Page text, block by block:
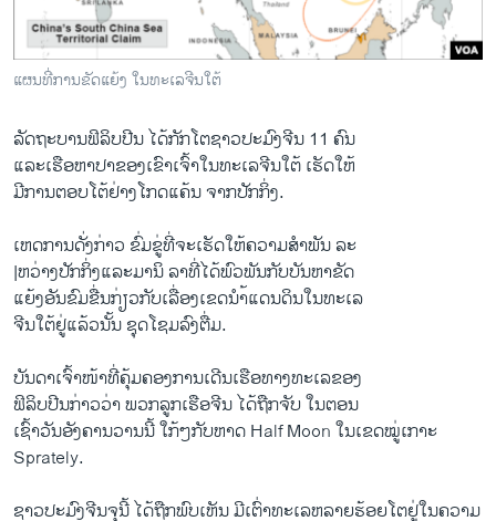
ວິທະຍາສາດ-ເທັກໂນໂລຈີ
ທຸລະກິດ
ວີດີໂອ
ສຽງ
ລາຍງານ
ຕິດຕາມພວກເຮົາ ທີ່
ພາສາຕ່າງໆ
ແຜນທີ່ການຂັດແຍ້ງ ໃນທະເລຈີນໃຕ້
ລັດຖະບານ​ຟິລິບ​ປີນ ​ໄດ້​ກັກ​ໂຕ​ຊາວ​ປະມົງຈີນ 11 ຄົນ
​ແລະ​ເຮືອ​ຫາປາຂອງ​ເຂົາ​ເຈົ້າ​ໃນທະ​ເລ​ຈີນ​ໃຕ້ ​ເຮັດ​ໃຫ້
ມີ​ການ​ຕອບ​ໂຕ້ຢ່າງໂກດ​ແຄ້ນ ຈາກປັກ​ກິ່ງ.
​ເຫດການດັ່ງກ່າວ ​ຂົ່ມຂູ່​ທີ່ຈະເຮັດໃຫ້ຄວາມສຳພັນ​ ລະ
|ຫວ່າງປັກ​ກິ່ງແລະ​ມານິ ລາທີ່​ໄດ້​ພົວພັນ​ກັບ​ບັນຫາຂັດ
ແຍ້​ງອັນ​ຂົມ​ຂື່ນກ່ຽວ​ກັບເລື່ອງເຂດນຳ້ແດນ​ດິນ​ໃນ​ທະ​ເລ​
ຈີນ​ໃຕ້ຢູ່ແລ້ວນັ້ນ ຊຸດໂຊມລົງຕື່ມ.
ບັນດາ​ເຈົ້າ​ໜ້າ​ທີ່ຄຸ້ມຄອງການເດີນເຮືອ​ທາງ​ທະ​ເລ​ຂອງ
ຟິລິບ​ປີນກ່າວ​ວ່າ ພວກ​ລູກ​ເຮືອ​ຈີນ ​ໄດ້​ຖືກ​ຈັບ ​ໃນ​ຕອນ​
ເຊົ້າ​ວັນ​ອັງຄານ​ວານ​ນີ້ ​ໃກ້​ໆກັບຫາດ Half Moon ໃນ​ເຂດ​ໝູ່​ເກາະ
Sprately.
ຊາວປະມົງຈີນຈຸນີ້ ​ໄດ້​ຖືກພົບ​ເຫັນ ມີເຕົ່າ​ທະ​ເລ​ຫລາຍ​ຮ້ອຍ​ໂຕຢູ່ໃນຄວາມ